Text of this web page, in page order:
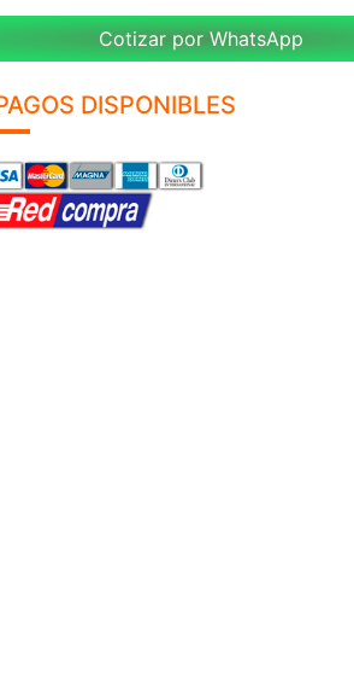
Cotizar por WhatsApp
DISPONIBLES